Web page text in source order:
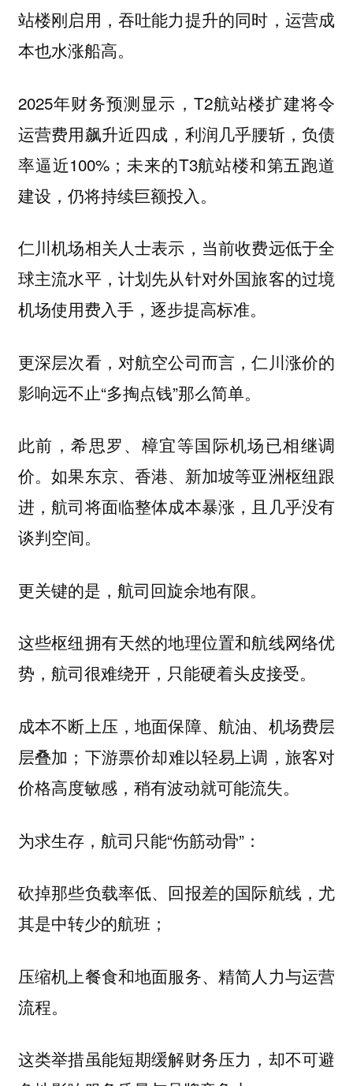
站楼刚启用，吞吐能力提升的同时，运营成
本也水涨船高。
2025年财务预测显示，T2航站楼扩建将令
运营费用飙升近四成，利润几乎腰斩，负债
率逼近100%；未来的T3航站楼和第五跑道
建设，仍将持续巨额投入。
仁川机场相关人士表示，当前收费远低于全
球主流水平，计划先从针对外国旅客的过境
机场使用费入手，逐步提高标准。
更深层次看，对航空公司而言，仁川涨价的
影响远不止“多掏点钱”那么简单。
此前，希思罗、樟宜等国际机场已相继调
价。如果东京、香港、新加坡等亚洲枢纽跟
进，航司将面临整体成本暴涨，且几乎没有
谈判空间。
更关键的是，航司回旋余地有限。
这些枢纽拥有天然的地理位置和航线网络优
势，航司很难绕开，只能硬着头皮接受。
成本不断上压，地面保障、航油、机场费层
层叠加；下游票价却难以轻易上调，旅客对
价格高度敏感，稍有波动就可能流失。
为求生存，航司只能“伤筋动骨”：
砍掉那些负载率低、回报差的国际航线，尤
其是中转少的航班；
压缩机上餐食和地面服务、精简人力与运营
流程。
这类举措虽能短期缓解财务压力，却不可避